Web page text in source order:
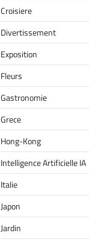
Croisiere
Divertissement
Exposition
Fleurs
Gastronomie
Grece
Hong-Kong
Intelligence Artificielle IA
Italie
Japon
Jardin